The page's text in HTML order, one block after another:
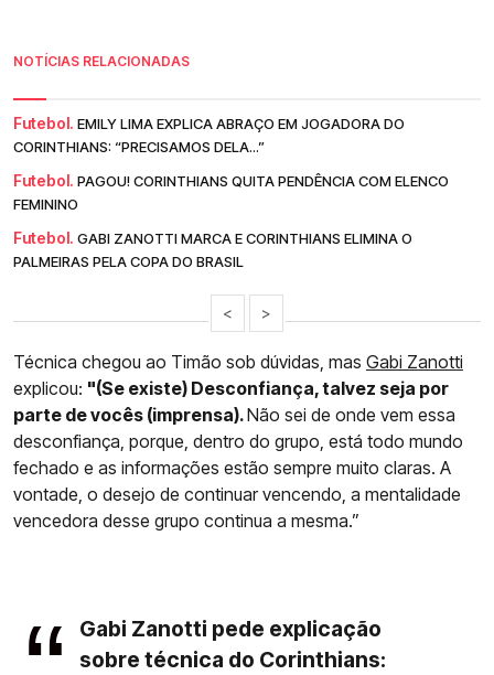
NOTÍCIAS RELACIONADAS
Futebol. EMILY LIMA EXPLICA ABRAÇO EM JOGADORA DO
CORINTHIANS: “PRECISAMOS DELA...”
Futebol. PAGOU! CORINTHIANS QUITA PENDÊNCIA COM ELENCO
FEMININO
Futebol. GABI ZANOTTI MARCA E CORINTHIANS ELIMINA O
PALMEIRAS PELA COPA DO BRASIL
< >
Técnica chegou ao Timão sob dúvidas, mas Gabi Zanotti
explicou: "(Se existe) Desconfiança, talvez seja por
parte de vocês (imprensa).Não sei de onde vem essa
desconfiança, porque, dentro do grupo, está todo mundo
fechado e as informações estão sempre muito claras. A
vontade, o desejo de continuar vencendo, a mentalidade
vencedora desse grupo continua a mesma.”
Gabi Zanotti pede explicação
sobre técnica do Corinthians: